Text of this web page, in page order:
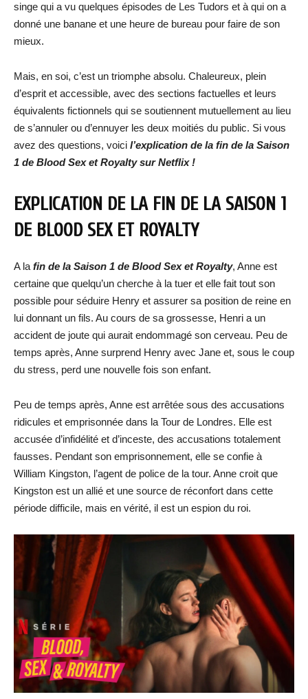
singe qui a vu quelques épisodes de Les Tudors et à qui on a
donné une banane et une heure de bureau pour faire de son
mieux.
Mais, en soi, c’est un triomphe absolu. Chaleureux, plein
d’esprit et accessible, avec des sections factuelles et leurs
équivalents fictionnels qui se soutiennent mutuellement au lieu
de s’annuler ou d’ennuyer les deux moitiés du public. Si vous
avez des questions, voici l’explication de la fin de la Saison
1 de Blood Sex et Royalty sur Netflix !
EXPLICATION DE LA FIN DE LA SAISON 1
DE BLOOD SEX ET ROYALTY
A la fin de la Saison 1 de Blood Sex et Royalty, Anne est
certaine que quelqu’un cherche à la tuer et elle fait tout son
possible pour séduire Henry et assurer sa position de reine en
lui donnant un fils. Au cours de sa grossesse, Henri a un
accident de joute qui aurait endommagé son cerveau. Peu de
temps après, Anne surprend Henry avec Jane et, sous le coup
du stress, perd une nouvelle fois son enfant.
Peu de temps après, Anne est arrêtée sous des accusations
ridicules et emprisonnée dans la Tour de Londres. Elle est
accusée d’infidélité et d’inceste, des accusations totalement
fausses. Pendant son emprisonnement, elle se confie à
William Kingston, l’agent de police de la tour. Anne croit que
Kingston est un allié et une source de réconfort dans cette
période difficile, mais en vérité, il est un espion du roi.